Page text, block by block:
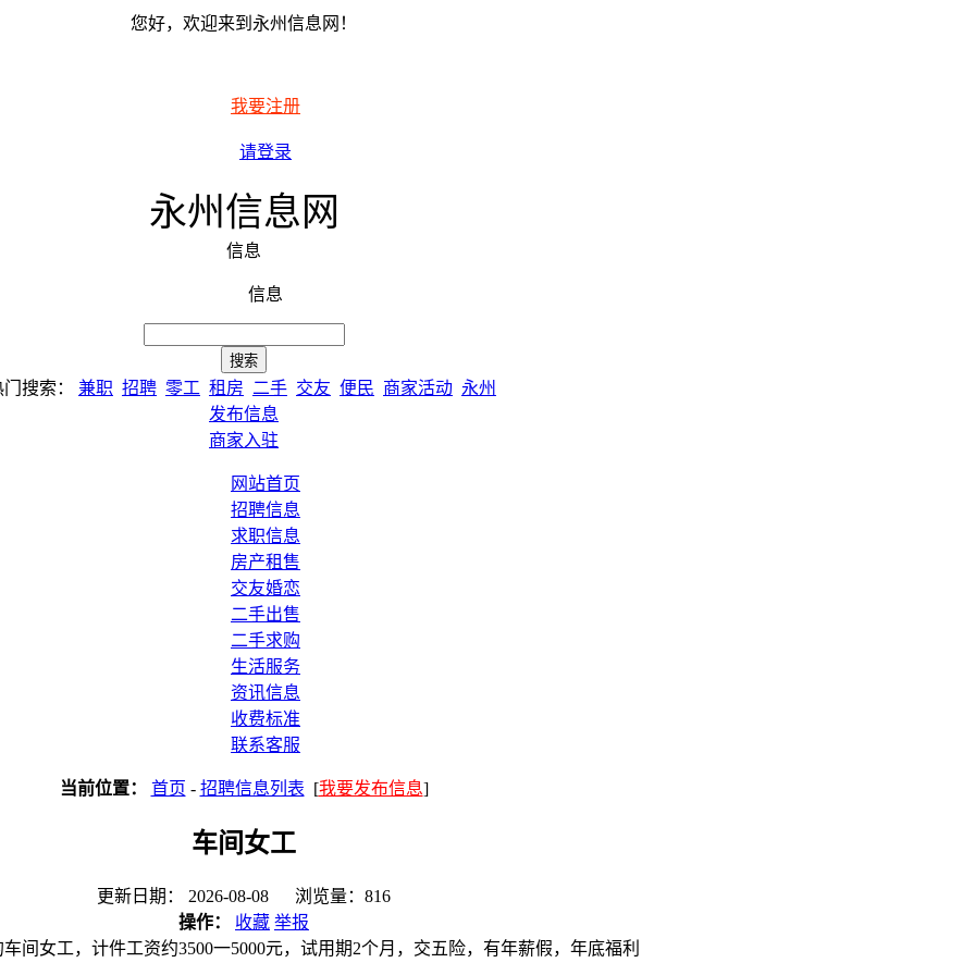
您好，欢迎来到永州信息网！
我要注册
请登录
永州信息网
信息
信息
门搜索： 兼职 招聘 零工 租房 二手 交友 便民 商家活动 永州
发布信息
商家入驻
网站首页
招聘信息
求职信息
房产租售
交友婚恋
二手出售
二手求购
生活服务
资讯信息
收费标准
联系客服
当前位置： 首页 - 招聘信息列表 [我要发布信息]
车间女工
更新日期： 2026-08-08 浏览量：816
操作：
收藏 举报
间女工，计件工资约3500一5000元，试用期2个月，交五险，有年薪假，年底福利